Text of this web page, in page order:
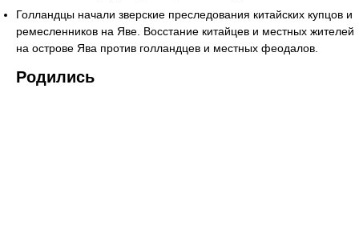
Голландцы начали зверские преследования китайских купцов и
ремесленников на Яве. Восстание китайцев и местных жителей
на острове Ява против голландцев и местных феодалов.
Родились